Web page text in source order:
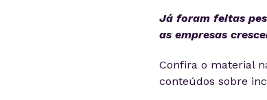
Já foram feitas
as empresas
Confira o material
conteúdos sobre